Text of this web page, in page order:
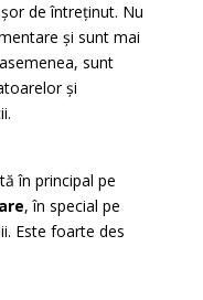
de întreținut. Nu
și sunt mai
sunt
și
în principal pe
, în special pe
Este foarte des